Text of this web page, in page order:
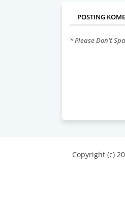
POSTING
* Please Don't
Copyright (c)